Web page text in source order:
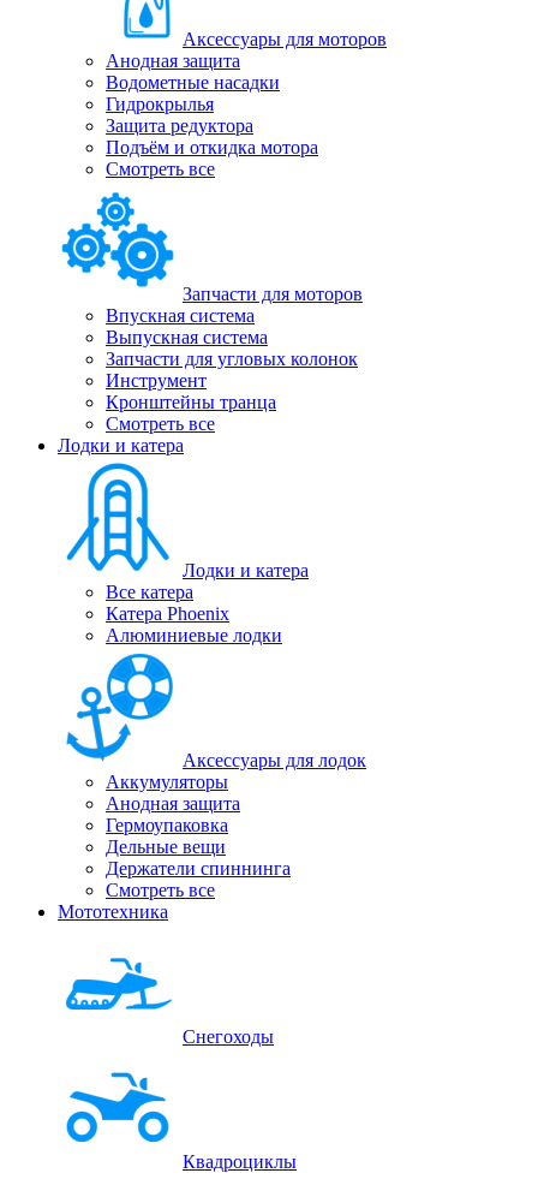
Аксессуары для моторов
Анодная защита
Водометные насадки
Гидрокрылья
Защита редуктора
Подъём и откидка мотора
Смотреть все
Запчасти для моторов
Впускная система
Выпускная система
Запчасти для угловых колонок
Инструмент
Кронштейны транца
Смотреть все
Лодки и катера
Лодки и катера
Все катера
Катера Phoenix
Алюминиевые лодки
Аксессуары для лодок
Аккумуляторы
Анодная защита
Гермоупаковка
Дельные вещи
Держатели спиннинга
Смотреть все
Мототехника
Снегоходы
Квадроциклы